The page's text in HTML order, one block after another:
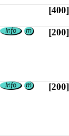
[400]
[200]
[200]